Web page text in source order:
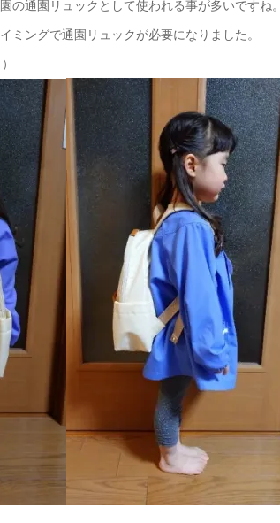
の通園リュックとして使われる事が多いですね。
ミングで通園リュックが必要になりました。